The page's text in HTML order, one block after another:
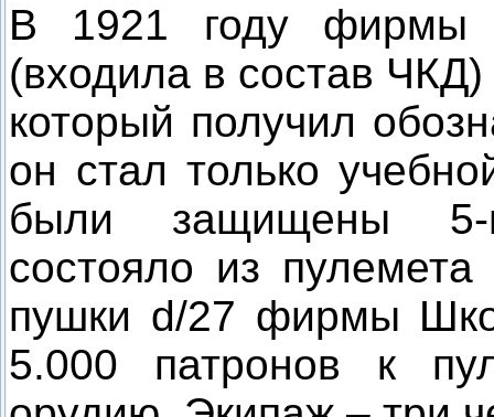
В 1921 году фирмы
(входила в состав
который получил
он стал только
были защищены 5-
состояло из
пушки d/27 фирмы
5.000 патронов к